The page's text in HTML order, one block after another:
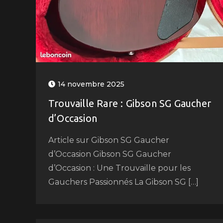
14 novembre 2025
Trouvaille Rare : Gibson SG Gaucher
d’Occasion
Article sur Gibson SG Gaucher
d’Occasion Gibson SG Gaucher
d’Occasion : Une Trouvaille pour les
Gauchers Passionnés La Gibson SG […]